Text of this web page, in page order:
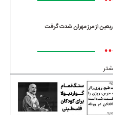
از مرز مهران شدت گرفت